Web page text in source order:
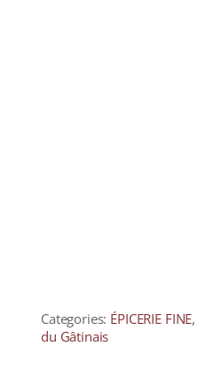
Categories: ÉPICERIE FINE,
du Gâtinais